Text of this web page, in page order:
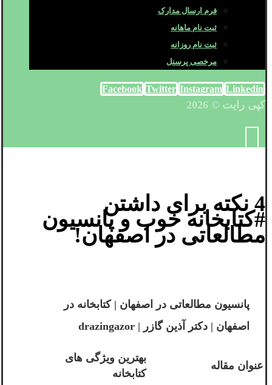
فرم ارسال مدارک
ثبت نام ماهانه
ثبت نام روزانه
مرخصی پرسنل
Facebook Twitter Instagram Linkedin
کپی رایت © 2026
4 نکته برای داشتن
#کتابخانه خوب و پانسیون
مطالعاتی در اصفهان!
پانسیون مطالعاتی در اصفهان | کتابخانه در
اصفهان | دکتر آذین گازر | drazingazor
عنوان مقاله
بهترین ویژگی های
کتابخانه